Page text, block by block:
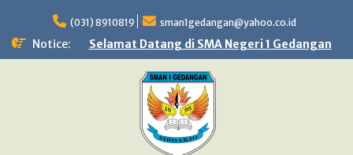
content
(031) 8910819 sman1gedangan@yahoo.co.id
Notice: Selamat Datang di SMA Negeri 1 Gedangan